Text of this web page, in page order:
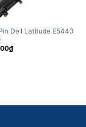
Dell Latitude E5440
₫